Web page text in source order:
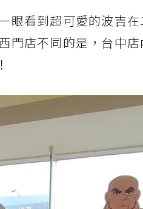
眼看到超可愛的波吉
門店不同的是，台中